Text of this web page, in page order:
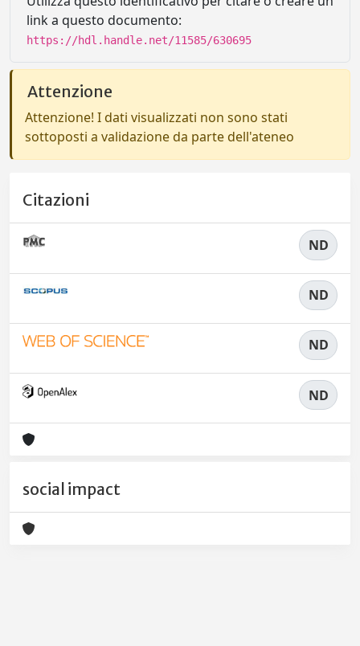
link a questo documento:
https://hdl.handle.net/11585/630695
Attenzione
Attenzione! I dati visualizzati non sono stati
sottoposti a validazione da parte dell'ateneo
Citazioni
ND
ND
ND
ND
social impact